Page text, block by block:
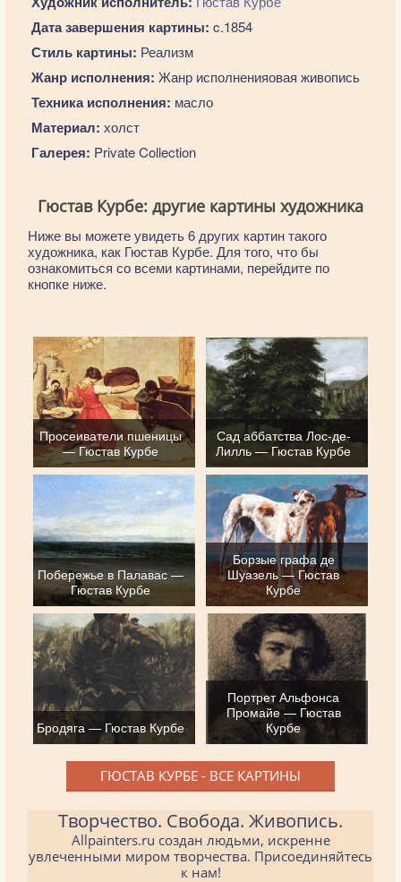
Дата завершения картины: c.1854
Стиль картины: Реализм
Жанр исполнения: Жанр исполненияовая живопись
Техника исполнения: масло
Материал: холст
Галерея: Private Collection
Гюстав Курбе: другие картины художника
Ниже вы можете увидеть 6 других картин такого
художника, как Гюстав Курбе. Для того, что бы
ознакомиться со всеми картинами, перейдите по
кнопке ниже.
Просеиватели пшеницы
— Гюстав Курбе
Сад аббатства Лос-де-
Лилль — Гюстав Курбе
Побережье в Палавас —
Гюстав Курбе
Борзые графа де
Шуазель — Гюстав
Курбе
Бродяга — Гюстав Курбе
Портрет Альфонса
Промайе — Гюстав
Курбе
ГЮСТАВ КУРБЕ - ВСЕ КАРТИНЫ
Творчество. Свобода. Живопись.
Allpainters.ru создан людьми, искренне
увлеченными миром творчества. Присоединяйтесь
к нам!